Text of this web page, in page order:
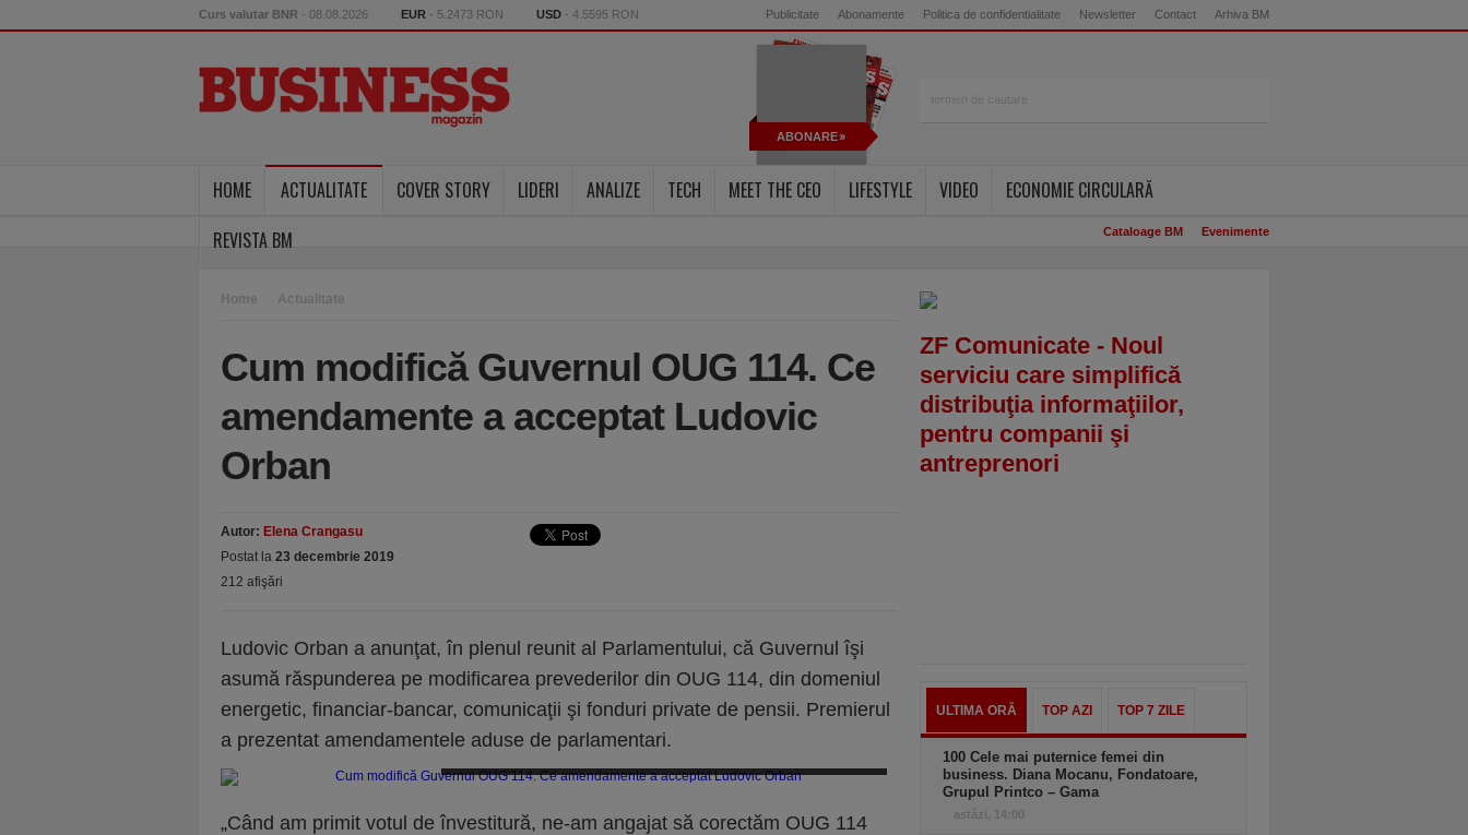
Curs valutar BNR - 08.08.2026 EUR - 5.2473 RON USD - 4.5595 RON Publicitate Abonamente Politica de confidentialitate Newsletter Contact Arhiva BM
ABONARE
HOME ACTUALITATE COVER STORY LIDERI ANALIZE TECH MEET THE CEO LIFESTYLE VIDEO
ECONOMIE CIRCULARĂ
REVISTA BM
Cataloage BM Evenimente
Home Actualitate
Cum modifică Guvernul OUG 114. Ce
amendamente a acceptat Ludovic
Orban
Autor: Elena Crangasu
Postat la 23 decembrie 2019
212 afişări
Ludovic Orban a anunţat, în plenul reunit al Parlamentului, că Guvernul îşi
asumă răspunderea pe modificarea prevederilor din OUG 114, din domeniul
energetic, financiar-bancar, comunicaţii şi fonduri private de pensii. Premierul
a prezentat amendamentele aduse de parlamentari.
„Când am primit votul de învestitură, ne-am angajat să corectăm OUG 114
ZF Comunicate - Noul
serviciu care simplifică
distribuţia informaţiilor,
pentru companii şi
antreprenori
ULTIMA ORĂ TOP AZI TOP 7 ZILE
100 Cele mai puternice femei din
business. Diana Mocanu, Fondatoare,
Grupul Printco – Gama
astăzi, 14:00